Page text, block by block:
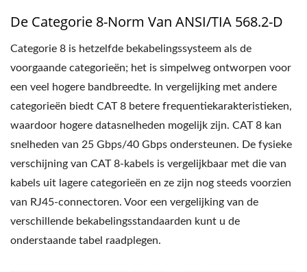
De Categorie 8-Norm Van ANSI/TIA 568.2-D
Categorie 8 is hetzelfde bekabelingssysteem als de
voorgaande categorieën; het is simpelweg ontworpen voor
een veel hogere bandbreedte. In vergelijking met andere
categorieën biedt CAT 8 betere frequentiekarakteristieken,
waardoor hogere datasnelheden mogelijk zijn. CAT 8 kan
snelheden van 25 Gbps/40 Gbps ondersteunen. De fysieke
verschijning van CAT 8-kabels is vergelijkbaar met die van
kabels uit lagere categorieën en ze zijn nog steeds voorzien
van RJ45-connectoren. Voor een vergelijking van de
verschillende bekabelingsstandaarden kunt u de
onderstaande tabel raadplegen.